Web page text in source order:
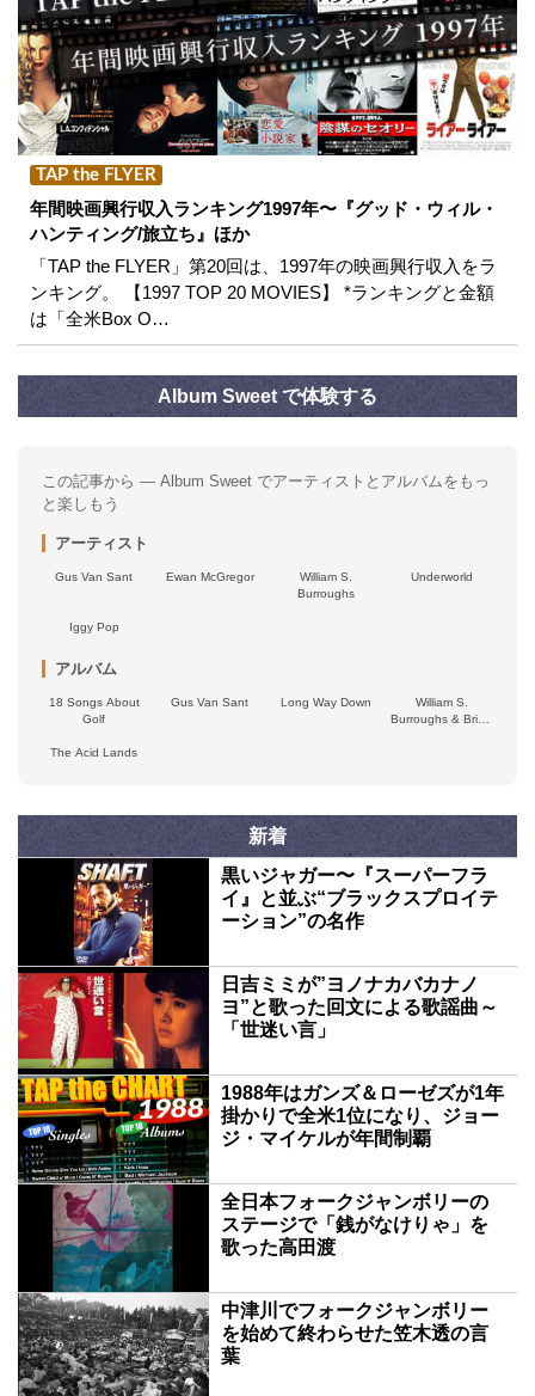
TAP the FLYER
年間映画興行収入ランキング1997年〜『グッド・ウィル・
ハンティング/旅立ち』ほか
「TAP the FLYER」第20回は、1997年の映画興行収入をラ
ンキング。 【1997 TOP 20 MOVIES】 *ランキングと金額
は「全米Box O…
Album Sweet で体験する
この記事から — Album Sweet でアーティストとアルバムをもっ
と楽しもう
アーティスト
Gus Van Sant Ewan McGregor
William S.
Burroughs
Underworld
Iggy Pop
アルバム
18 Songs About
Golf
Gus Van Sant Long Way Down
William S.
Burroughs & Brion
The Acid Lands
新着
黒いジャガー〜『スーパーフラ
イ』と並ぶ“ブラックスプロイテ
ーション”の名作
日吉ミミが”ヨノナカバカナノ
ヨ”と歌った回文による歌謡曲～
「世迷い言」
1988年はガンズ＆ローゼズが1年
掛かりで全米1位になり、ジョー
ジ・マイケルが年間制覇
全日本フォークジャンボリーの
ステージで「銭がなけりゃ」を
歌った高田渡
中津川でフォークジャンボリー
を始めて終わらせた笠木透の言
葉